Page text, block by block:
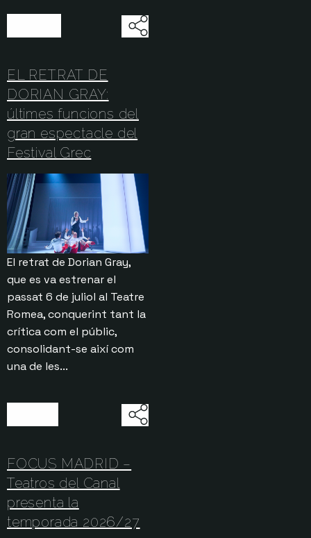
EL RETRAT DE
DORIAN GRAY:
últimes funcions del
gran espectacle del
Festival Grec
El retrat de Dorian Gray,
que es va estrenar el
passat 6 de juliol al Teatre
Romea, conquerint tant la
crítica com el públic,
consolidant-se així com
una de les...
FOCUS MADRID –
Teatros del Canal
presenta la
temporada 2026/27